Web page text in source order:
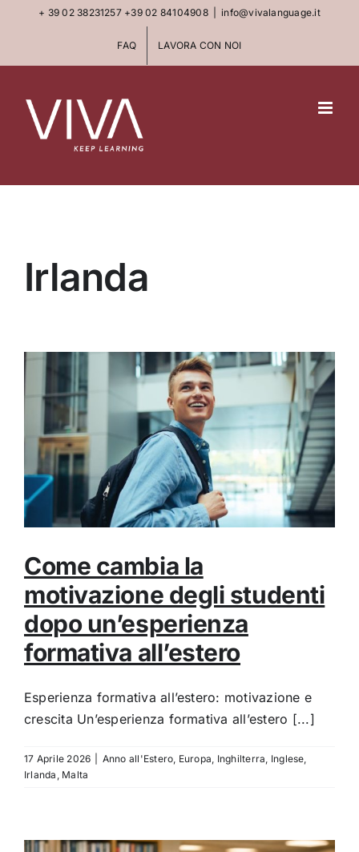
+ 39 02 38231257 +39 02 84104908 info@vivalanguage.it
FAQ LAVORA CON NOI
Irlanda
Come cambia la
motivazione degli studenti
dopo un’esperienza
formativa all’estero
Esperienza formativa all’estero: motivazione e
crescita Un’esperienza formativa all’estero [...]
17 Aprile 2026 Anno all'Estero Europa Inghilterra Inglese
Irlanda Malta